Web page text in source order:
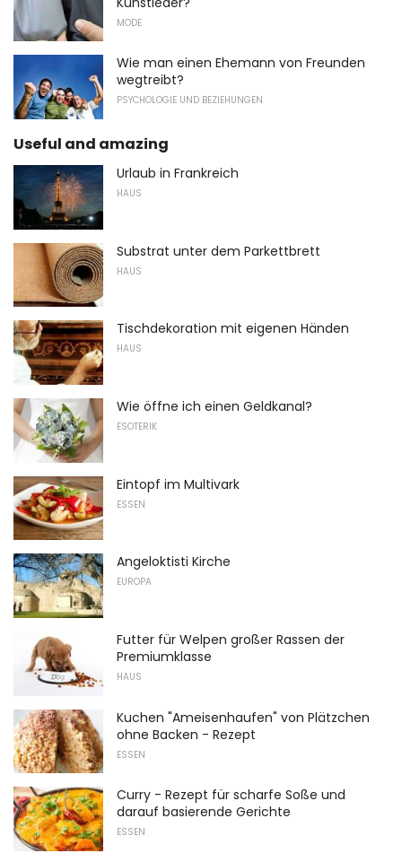
MODE
Wie man einen Ehemann von Freunden
wegtreibt?
PSYCHOLOGIE UND BEZIEHUNGEN
Useful and amazing
Urlaub in Frankreich
HAUS
Substrat unter dem Parkettbrett
HAUS
Tischdekoration mit eigenen Händen
HAUS
Wie öffne ich einen Geldkanal?
ESOTERIK
Eintopf im Multivark
ESSEN
Angeloktisti Kirche
EUROPA
Futter für Welpen großer Rassen der
Premiumklasse
HAUS
Kuchen "Ameisenhaufen" von Plätzchen
ohne Backen - Rezept
ESSEN
Curry - Rezept für scharfe Soße und
darauf basierende Gerichte
ESSEN